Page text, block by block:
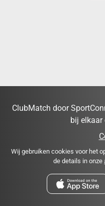
ClubMatch door
bij elkaar
Wij gebruiken cookies voor het
de details in onze